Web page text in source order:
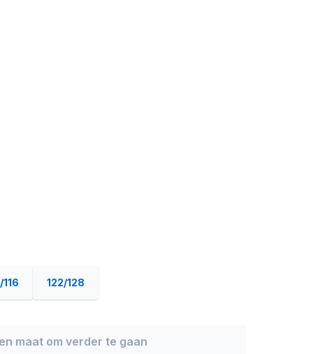
116 122/128
maat om verder te gaan